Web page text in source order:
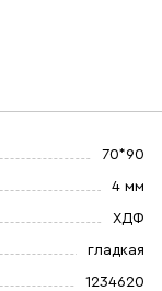
70*90
4 мм
ХДФ
гладкая
1234620